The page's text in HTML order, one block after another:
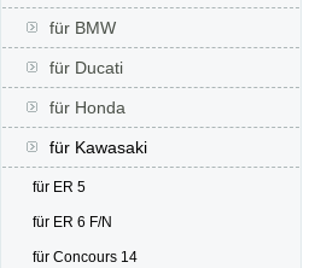
für BMW
für Ducati
für Honda
für Kawasaki
für ER 5
für ER 6 F/N
für Concours 14